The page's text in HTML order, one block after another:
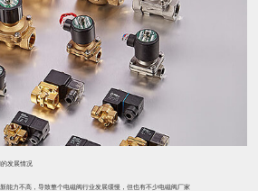
发展情况
能力不高，导致整个电磁阀行业发展缓慢，但也有不少电磁阀厂家